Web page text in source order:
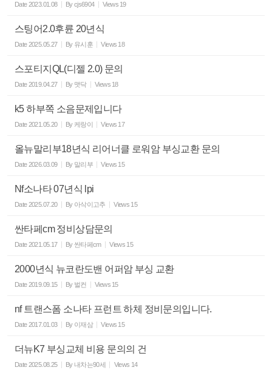
Date2023.01.08 Bycjs6904 Views 19
스팅어2.0후륜 20년식
Date2025.05.27 By 유시훈 Views 18
스포티지QL(디젤 2.0) 문의
Date2019.04.27 By 맷닥 Views 18
k5 하부쪽 소음문제입니다
Date2021.05.20 By 케랑이 Views 17
올뉴말리부18년식 리어너클 로워암 부싱교환 문의
Date2026.03.09 By 말리부 Views 15
Nf소나타 07년식 lpi
Date2025.07.20 By 아삭이고추 Views 15
싼타페cm 정비상담문의
Date2021.05.17 By싼타페cm Views 15
2000년식 뉴코란도밴 어퍼암 부싱 교환
Date2019.09.15 By 벌컨 Views 15
nf 트랜스폼 소나타 프런트 하체 정비문의입니다.
Date2017.01.03 By 이재삼 Views 15
더뉴K7 부싱교체 비용 문의의 건
Date2025.08.25 By내차는90세 Views 14